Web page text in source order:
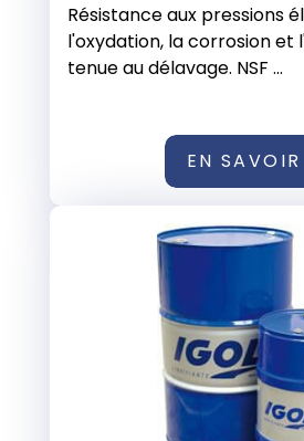
Résistance aux pressions
l'oxydation, la corrosion et
tenue au délavage. NSF ...
EN